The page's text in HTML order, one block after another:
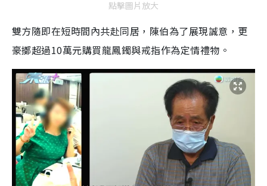
點擊圖片放大
雙方隨即在短時間內共赴同居，陳伯為了展現誠意，更
豪擲超過10萬元購買龍鳳鐲與戒指作為定情禮物。